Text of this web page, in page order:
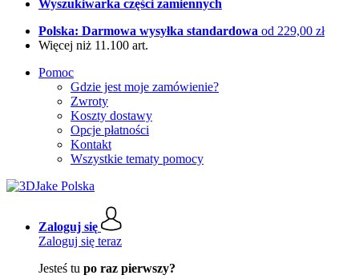
Wyszukiwarka części zamiennych
Polska: Darmowa wysyłka standardowa od 229,00 zł
Więcej niż 11.100 art.
Pomoc
Gdzie jest moje zamówienie?
Zwroty
Koszty dostawy
Opcje płatności
Kontakt
Wszystkie tematy pomocy
Zaloguj się
Zaloguj się teraz
Jesteś tu po raz pierwszy?